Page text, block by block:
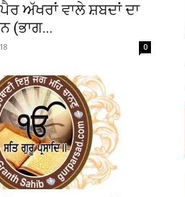
ਅੱਖਰਾਂ ਵਾਲੇ ਸ਼ਬਦਾਂ ਦਾ
(ਭਾਗ...
0